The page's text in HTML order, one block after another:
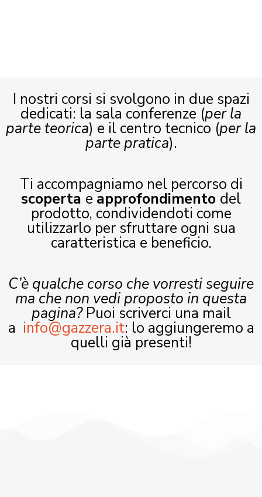
I nostri corsi si svolgono in due spazi
dedicati: la sala conferenze (per la
parte teorica) e il centro tecnico (per la
parte pratica).
Ti accompagniamo nel percorso di
scoperta e approfondimento del
prodotto, condividendoti come
utilizzarlo per sfruttare ogni sua
caratteristica e beneficio.
C’è qualche corso che vorresti seguire
ma che non vedi proposto in questa
pagina?Puoi scriverci una mail
a info@gazzera.it: lo aggiungeremo a
quelli già presenti!